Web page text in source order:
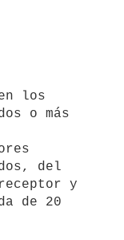
los
o más
del
y
de 20